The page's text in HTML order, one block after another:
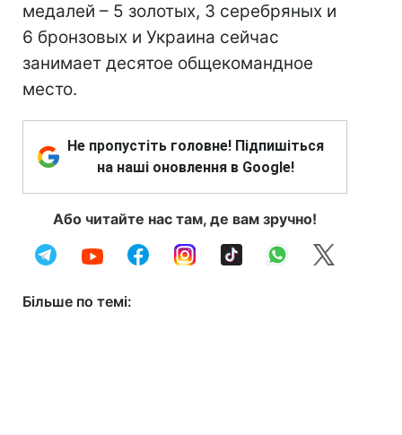
медалей – 5 золотых, 3 серебряных и
6 бронзовых и Украина сейчас
занимает десятое общекомандное
место.
Не пропустіть головне! Підпишіться
на наші оновлення в Google!
Або читайте нас там, де вам зручно!
Більше по темі: